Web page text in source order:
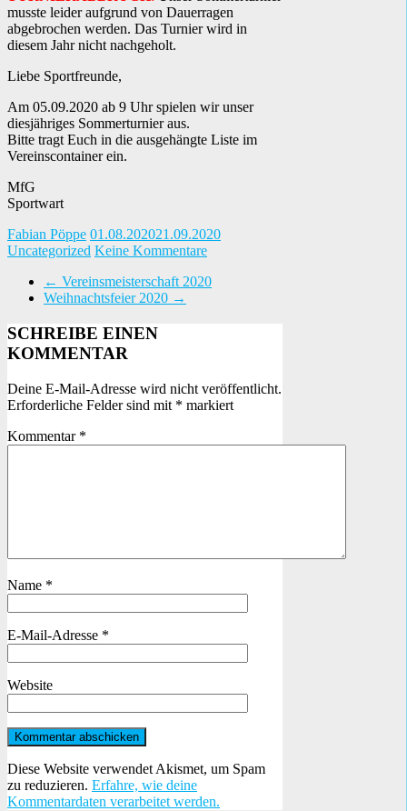
musste leider aufgrund von Dauerragen
abgebrochen werden. Das Turnier wird in
diesem Jahr nicht nachgeholt.
Liebe Sportfreunde,
Am 05.09.2020 ab 9 Uhr spielen wir unser
diesjähriges Sommerturnier aus.
Bitte tragt Euch in die ausgehängte Liste im
Vereinscontainer ein.
MfG
Sportwart
Fabian Pöppe 01.08.202021.09.2020
Uncategorized Keine Kommentare
← Vereinsmeisterschaft 2020
Weihnachtsfeier 2020 →
SCHREIBE EINEN
KOMMENTAR
Deine E-Mail-Adresse wird nicht veröffentlicht.
Erforderliche Felder sind mit * markiert
Kommentar *
Name *
E-Mail-Adresse *
Website
Diese Website verwendet Akismet, um Spam
zu reduzieren. Erfahre, wie deine
Kommentardaten verarbeitet werden.